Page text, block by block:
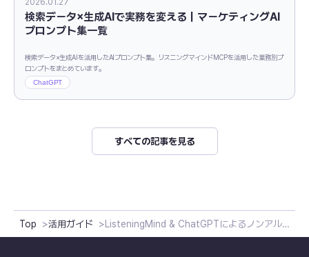
2026.01.27
検索データ×生成AIで実務を変える｜マーケティングAI
プロンプト集一覧
検索データ×生成AIを活用したAIプロンプト集。リスニングマインドMCPを活用した業務別プ
ロンプトをまとめています。
ChatGPT
すべての記事を見る
Top 活用ガイド ListeningMind & ChatGPTによるノンアルコールビールの購入動機を分析